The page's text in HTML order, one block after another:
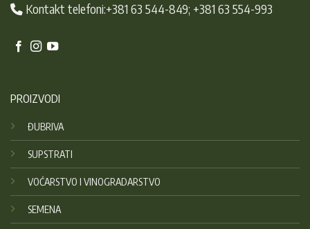
Kontakt telefoni:+381 63 544-849; +381 63 554-993
PROIZVODI
ĐUBRIVA
SUPSTRATI
VOĆARSTVO I VINOGRADARSTVO
SEMENA